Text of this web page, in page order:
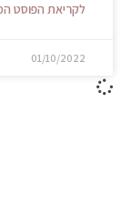
לקריאת הפוסט
01/10/2022